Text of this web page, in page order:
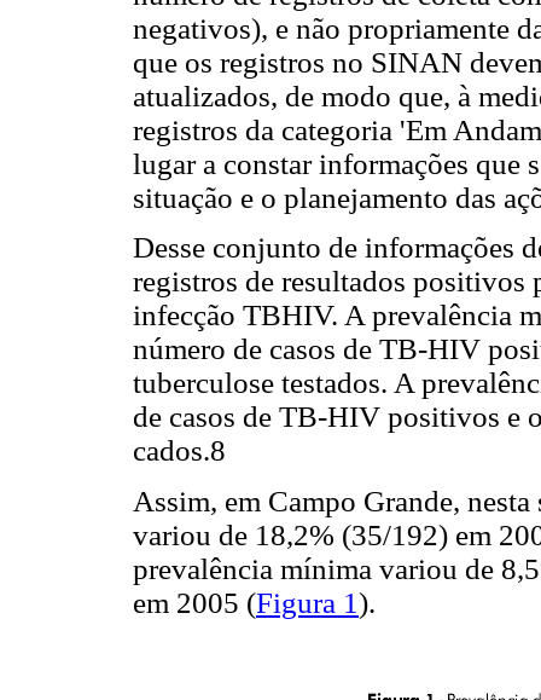
negativos), e não propriamente
que os registros no SINAN
atualizados, de modo que, à
registros da categoria 'Em
lugar a constar informações que
situação e o planejamento das
Desse conjunto de informações
registros de resultados positivos
infecção TBHIV. A prevalência
número de casos de TB-HIV
tuberculose testados. A
de casos de TB-HIV positivos e
cados.8
Assim, em Campo Grande,
variou de 18,2% (35/192) em
prevalência mínima variou de
em 2005 (Figura 1).